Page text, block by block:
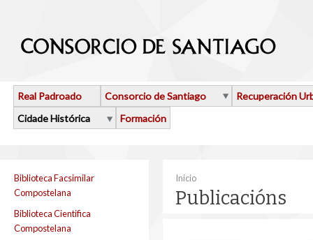
Real Padroado Consorcio de Santiago
Recuperación
Cidade Histórica
Formación
Biblioteca Facsimilar
Compostelana
Biblioteca Cientifica
Compostelana
Vostede está aquí
Inicio
Publicacións